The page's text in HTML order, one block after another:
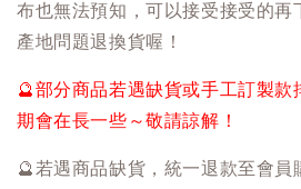
布也無法預知，可以接受接受的再
產地問題退換貨喔！
🔮部分商品若遇缺貨或手工訂製款
期會在長一些～敬請諒解！
🔮 若遇商品缺貨，統一退款至會員